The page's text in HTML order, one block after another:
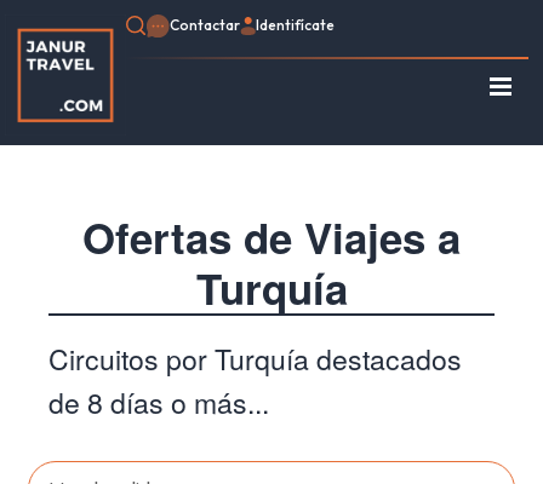
Contactar Identifícate
Tipo de viaje
Ofertas de Viajes a
Turquía
Circuitos por Turquía destacados
de 8 días o más...